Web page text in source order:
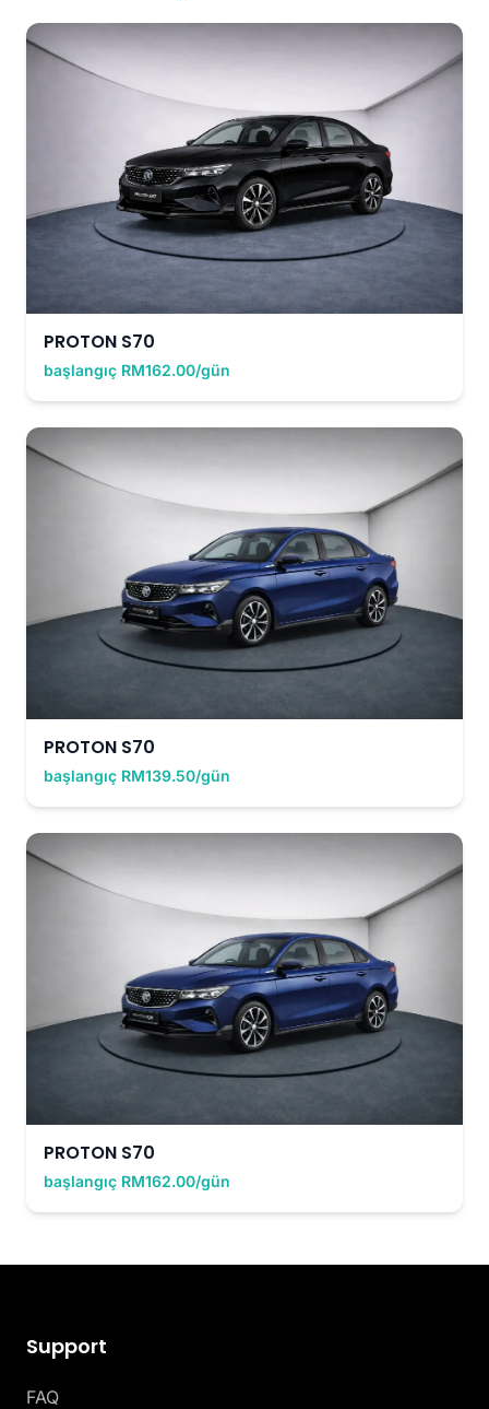
PROTON S70
başlangıç RM162.00/gün
PROTON S70
başlangıç RM139.50/gün
PROTON S70
başlangıç RM162.00/gün
Support
FAQ